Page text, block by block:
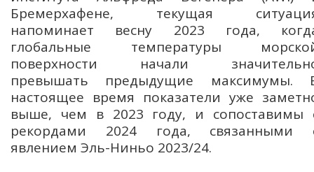
Бремерхафене, текущая
напоминает весну 2023 года,
глобальные температуры
поверхности начали
превышать предыдущие максимумы.
настоящее время показатели уже
выше, чем в 2023 году, и сопоставимы
рекордами 2024 года, связанными
явлением Эль-Ниньо 2023/24.